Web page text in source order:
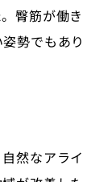
臀筋が働き
勢でもあり
然なアライ